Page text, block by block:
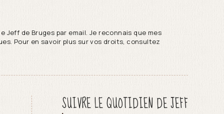
de Bruges par email. Je reconnais que mes
Pour en savoir plus sur vos droits, consultez
SUIVRE LE QUOTIDIEN DE JEFF